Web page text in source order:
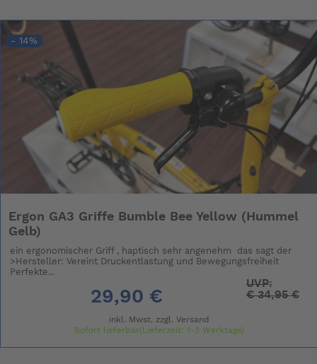
- 14%
Ergon GA3 Griffe Bumble Bee Yellow (Hummel
Gelb)
ein ergonomischer Griff , haptisch sehr angenehm das sagt der
>Hersteller: Vereint Druckentlastung und Bewegungsfreiheit
Perfekte...
29,90 €
UVP:
€34,95 €
inkl. Mwst. zzgl. Versand
Sofort lieferbar(Lieferzeit: 1-3 Werktage)